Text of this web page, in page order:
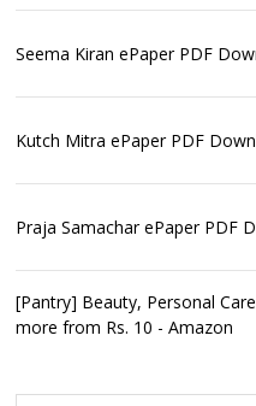
Seema Kiran ePaper PDF
Kutch Mitra ePaper PDF
Praja Samachar ePaper PDF
[Pantry] Beauty, Personal
more from Rs. 10 - Amazon